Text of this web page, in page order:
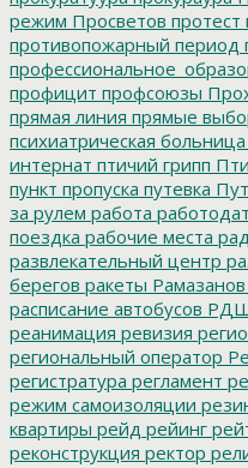
режим Просветов протест
противопожарный период
профицит профсоюзы
прямая линия прямые
психиатрическая больница
интернат птичий грипп
пункт пропуска путевка
за рулем работа
поездка рабочие места
развлекательный центр
берегов ракеты Рамазанов
расписание автобусов
реанимация ревизия
региональный оператор
регистратура регламент
режим самоизоляции
квартиры рейд рейинг
реконструкция ректор